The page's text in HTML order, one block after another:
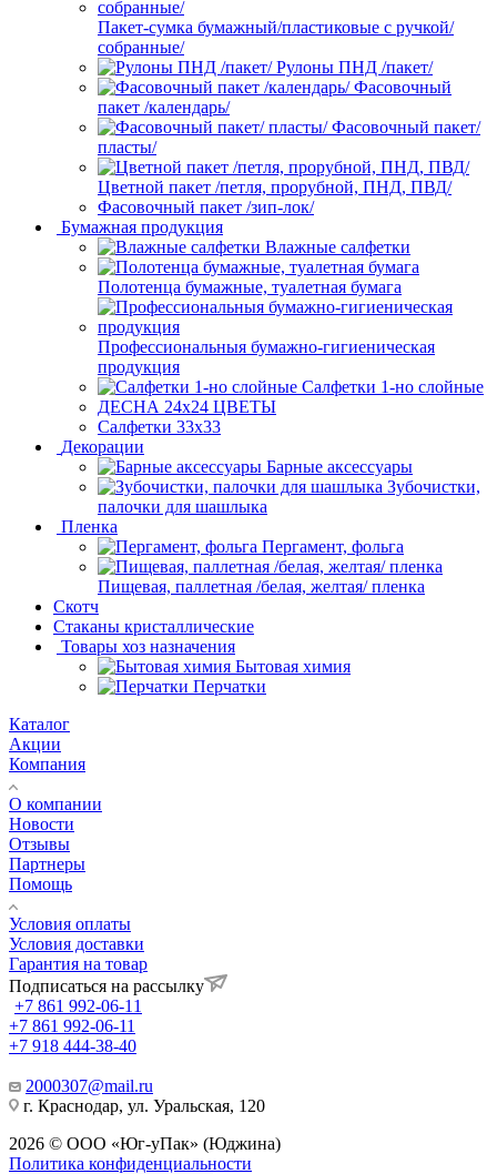
Пакет-сумка бумажный/пластиковые с ручкой/
собранные/
Рулоны ПНД /пакет/
Фасовочный
пакет /календарь/
Фасовочный пакет/
пласты/
Цветной пакет /петля, прорубной, ПНД, ПВД/
Фасовочный пакет /зип-лок/
Бумажная продукция
Влажные салфетки
Полотенца бумажные, туалетная бумага
Профессиональныя бумажно-гигиеническая
продукция
Салфетки 1-но слойные
ДЕСНА 24х24 ЦВЕТЫ
Салфетки 33х33
Декорации
Барные аксессуары
Зубочистки,
палочки для шашлыка
Пленка
Пергамент, фольга
Пищевая, паллетная /белая, желтая/ пленка
Скотч
Стаканы кристаллические
Товары хоз назначения
Бытовая химия
Перчатки
Каталог
Акции
Компания
О компании
Новости
Отзывы
Партнеры
Помощь
Условия оплаты
Условия доставки
Гарантия на товар
Подписаться на рассылку
+7 861 992-06-11
+7 861 992-06-11
+7 918 444-38-40
2000307@mail.ru
г. Краснодар, ул. Уральская, 120
2026 © ООО «Юг-уПак» (Юджина)
Политика конфиденциальности